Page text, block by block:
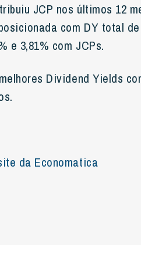
JCP nos últimos 12
com DY total de
e 3,81% com JCPs.
Dividend Yields
da Economatica